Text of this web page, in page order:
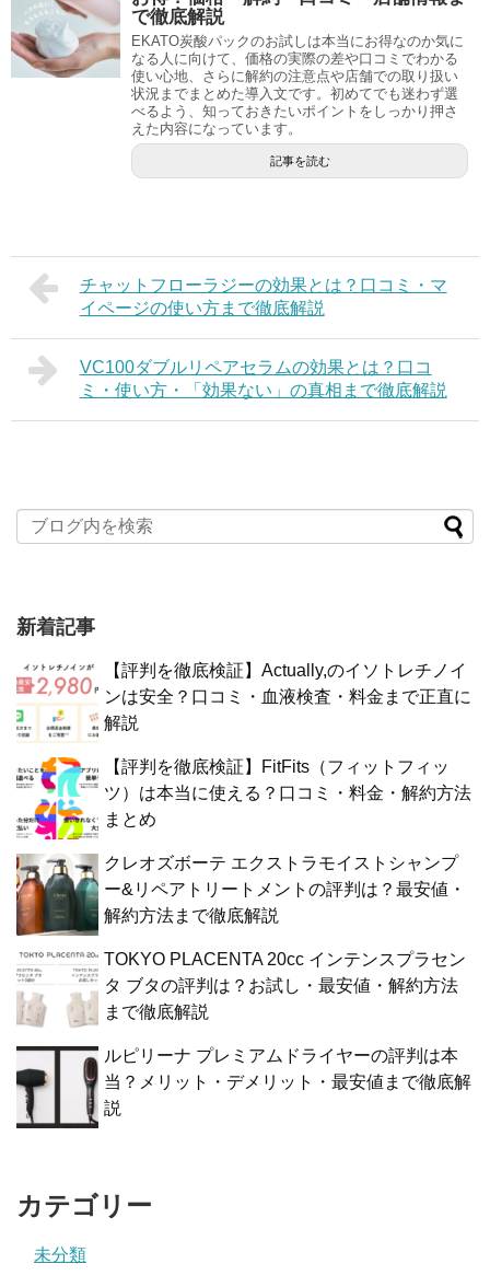
で徹底解説
EKATO炭酸パックのお試しは本当にお得なのか気に
なる人に向けて、価格の実際の差や口コミでわかる
使い心地、さらに解約の注意点や店舗での取り扱い
状況までまとめた導入文です。初めてでも迷わず選
べるよう、知っておきたいポイントをしっかり押さ
えた内容になっています。
記事を読む
チャットフローラジーの効果とは？口コミ・マ
イページの使い方まで徹底解説
VC100ダブルリペアセラムの効果とは？口コ
ミ・使い方・「効果ない」の真相まで徹底解説
新着記事
【評判を徹底検証】Actually,のイソトレチノイ
ンは安全？口コミ・血液検査・料金まで正直に
解説
【評判を徹底検証】FitFits（フィットフィッ
ツ）は本当に使える？口コミ・料金・解約方法
まとめ
クレオズボーテ エクストラモイストシャンプ
ー&リペアトリートメントの評判は？最安値・
解約方法まで徹底解説
TOKYO PLACENTA 20cc インテンスプラセン
タ ブタの評判は？お試し・最安値・解約方法
まで徹底解説
ルピリーナ プレミアムドライヤーの評判は本
当？メリット・デメリット・最安値まで徹底解
説
カテゴリー
未分類